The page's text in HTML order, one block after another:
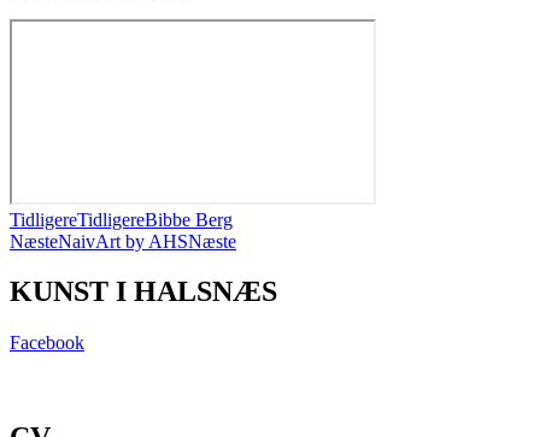
TidligereTidligereBibbe Berg
NæsteNaivArt by AHSNæste
KUNST I HALSNÆS
Facebook